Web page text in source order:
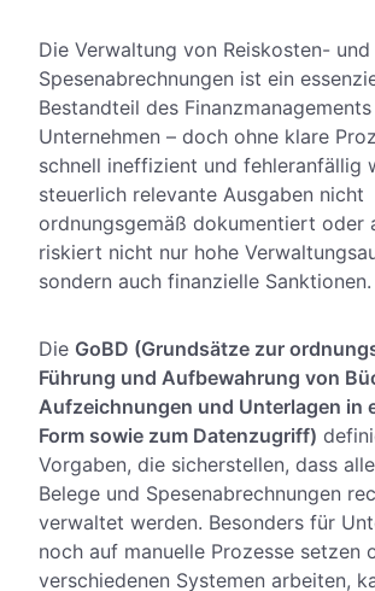
Die Verwaltung von Reiskosten- und
Spesenabrechnungen ist ein
Bestandteil des Finanzmanagements
Unternehmen – doch ohne klare
schnell ineffizient und fehleranfällig
steuerlich relevante Ausgaben nicht
ordnungsgemäß dokumentiert oder
riskiert nicht nur hohe
sondern auch finanzielle Sanktionen.
Die GoBD (Grundsätze zur
Führung und Aufbewahrung von
Aufzeichnungen und Unterlagen in
Form sowie zum Datenzugriff)
Vorgaben, die sicherstellen, dass
Belege und Spesenabrechnungen
verwaltet werden. Besonders für
noch auf manuelle Prozesse setzen
verschiedenen Systemen arbeiten,